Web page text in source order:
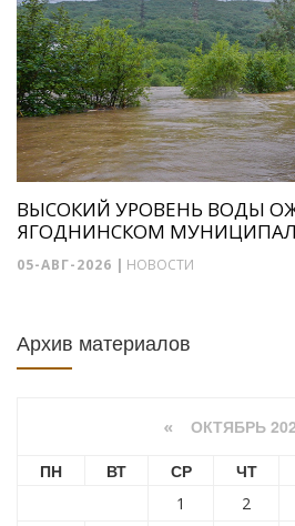
ВЫСОКИЙ УРОВЕНЬ ВОДЫ
ЯГОДНИНСКОМ
05-АВГ-2026 | НОВОСТИ
Архив материалов
« ОКТЯБРЬ
ПН ВТ СР ЧТ
1 2